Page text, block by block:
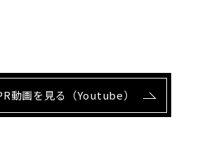
動画を見る（Youtube）